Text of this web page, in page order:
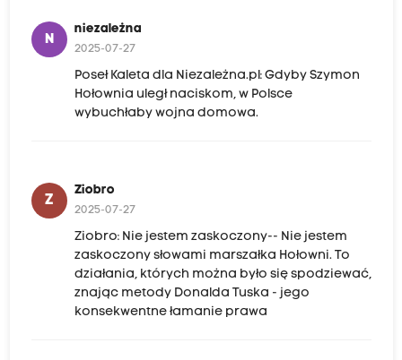
N
niezależna
2025-07-27
Poseł Kaleta dla Niezależna.pl: Gdyby Szymon
Hołownia uległ naciskom, w Polsce
wybuchłaby wojna domowa.
Z
Ziobro
2025-07-27
Ziobro: Nie jestem zaskoczony-- Nie jestem
zaskoczony słowami marszałka Hołowni. To
działania, których można było się spodziewać,
znając metody Donalda Tuska - jego
konsekwentne łamanie prawa